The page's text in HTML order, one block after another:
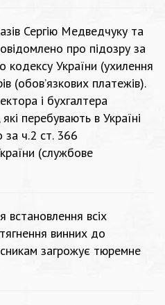
Сергію Медведчуку та
про підозру за
кодексу України (ухилення
(обов’язкових платежів).
і бухгалтера
перебувають в Україні
за ч.2 ст. 366
(службове
встановлення всіх
винних до
загрожує тюремне